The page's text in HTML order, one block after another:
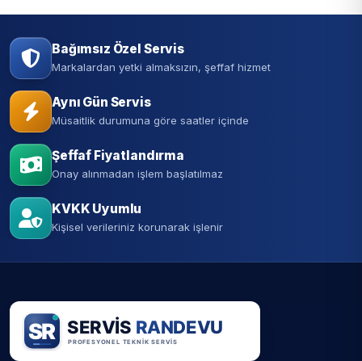
Bağımsız Özel Servis
Markalardan yetki almaksızın, şeffaf hizmet
Aynı Gün Servis
Müsaitlik durumuna göre saatler içinde
Şeffaf Fiyatlandırma
Onay alınmadan işlem başlatılmaz
KVKK Uyumlu
Kişisel verileriniz korunarak işlenir